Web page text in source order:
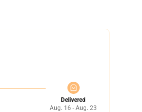
Delivered
Aug. 16 - Aug. 23